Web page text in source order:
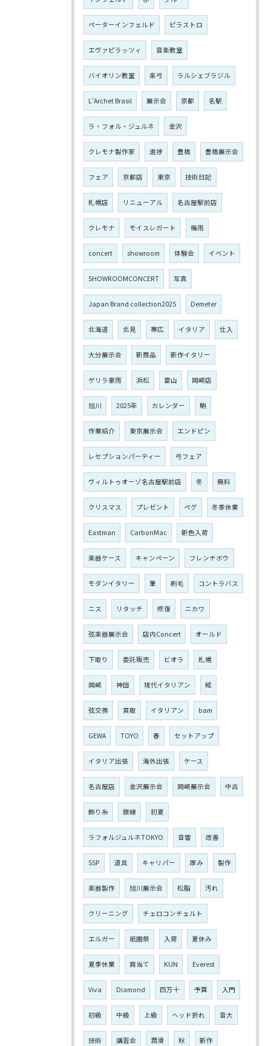
ペーターインフェルド ピラストロ
エヴァピラッツィ 音楽教室
バイオリン教室 楽弓 ラルシェブラジル
L'Archet Brasil 展示会 京都 名駅
ラ・フォル・ジュルネ 金沢
クレモナ製作家 進捗 豊橋 豊橋展示会
フェア 京都店 東京 技術日記
札幌店 リニューアル 名古屋駅前店
クレモナ モイスレガート 梅雨
concert showroom 体験会 イベント
SHOWROOMCONCERT 写真
Japan Brand collection2025 Demeter
北海道 北見 帯広 イタリア 仕入
大分展示会 新商品 新作イタリー
ゲリラ豪雨 浜松 富山 岡崎店
旭川 2025年 カレンダー 駒
作業紹介 東京展示会 エンドピン
レセプションパーティー 弓フェア
ヴィルトゥオーゾ名古屋駅前店 冬 無料
クリスマス プレゼント ペグ 冬季休業
Eastman CarbonMac 新色入荷
楽器ケース キャンペーン フレンチボウ
モダンイタリー 筆 刷毛 コントラバス
ニス リタッチ 修復 ニカワ
弦楽器展示会 店内Concert オールド
下取り 委託販売 ビオラ 札幌
岡崎 神田 現代イタリアン 絃
弦交換 買取 イタリアン bam
GEWA TOYO 春 セットアップ
イタリア出張 海外出張 ケース
名古屋店 金沢展示会 岡崎展示会 中古
飾り糸 銀線 初夏
ラフォルジュルネTOKYO 音響 改善
SSP 道具 キャリパー 厚み 製作
楽器製作 旭川展示会 松脂 汚れ
クリーニング チェロコンチェルト
エルガー 祇園祭 入荷 夏休み
夏季休業 肩当て KUN Everest
Viva Diamond 四万十 予算 入門
初級 中級 上級 ヘッド折れ 音大
技術 講習会 潤滑 秋 新作